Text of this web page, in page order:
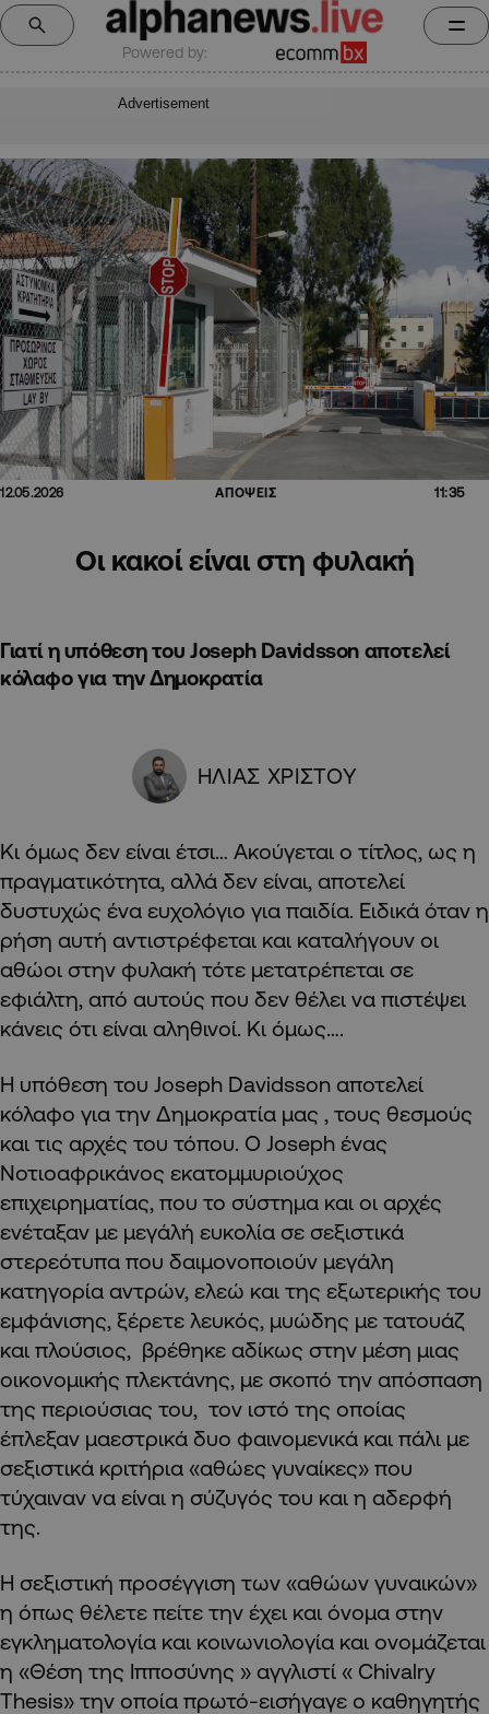
Powered by:
Advertisement
12.05.2026 ΑΠΟΨΕΙΣ 11:35
Οι κακοί είναι στη φυλακή
Γιατί η υπόθεση του Joseph Davidsson αποτελεί
κόλαφο για την Δημοκρατία
ΗΛΙΑΣ ΧΡΙΣΤΟΥ
Κι όμως δεν είναι έτσι… Ακούγεται ο τίτλος, ως η
πραγματικότητα, αλλά δεν είναι, αποτελεί
δυστυχώς ένα ευχολόγιο για παιδία. Ειδικά όταν η
ρήση αυτή αντιστρέφεται και καταλήγουν οι
αθώοι στην φυλακή τότε μετατρέπεται σε
εφιάλτη, από αυτούς που δεν θέλει να πιστέψει
κάνεις ότι είναι αληθινοί. Κι όμως….
Η υπόθεση του Joseph Davidsson αποτελεί
κόλαφο για την Δημοκρατία μας , τους θεσμούς
και τις αρχές του τόπου. O Joseph ένας
Νοτιοαφρικάνος εκατομμυριούχος
επιχειρηματίας, που το σύστημα και οι αρχές
ενέταξαν με μεγάλή ευκολία σε σεξιστικά
στερεότυπα που δαιμονοποιούν μεγάλη
κατηγορία αντρών, ελεώ και της εξωτερικής του
εμφάνισης, ξέρετε λευκός, μυώδης με τατουάζ
και πλούσιος, βρέθηκε αδίκως στην μέση μιας
οικονομικής πλεκτάνης, με σκοπό την απόσπαση
της περιούσιας του, τον ιστό της οποίας
έπλεξαν μαεστρικά δυο φαινομενικά και πάλι με
σεξιστικά κριτήρια «αθώες γυναίκες» που
τύχαιναν να είναι η σύζυγός του και η αδερφή
της.
Η σεξιστική προσέγγιση των «αθώων γυναικών»
η όπως θέλετε πείτε την έχει και όνομα στην
εγκληματολογία και κοινωνιολογία και ονομάζεται
η «Θέση της Ιπποσύνης » αγγλιστί « Chivalry
Thesis» την οποία πρωτό-εισήγαγε ο καθηγητής